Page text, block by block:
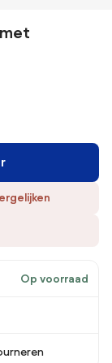
Op voorraad